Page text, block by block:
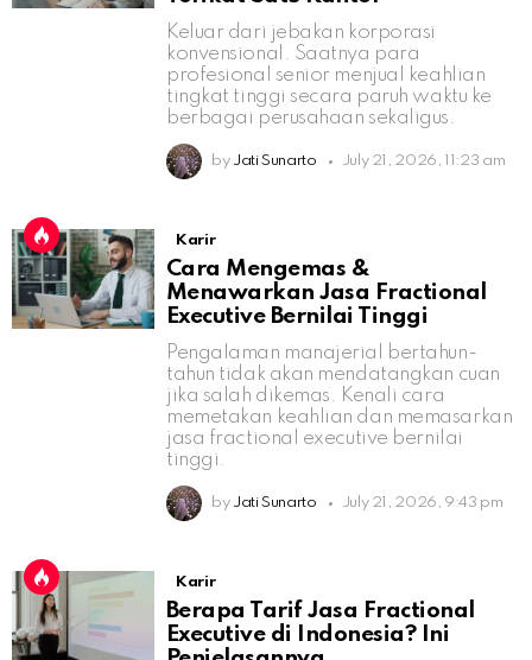
Keluar dari jebakan korporasi
konvensional. Saatnya para
profesional senior menjual keahlian
tingkat tinggi secara paruh waktu ke
berbagai perusahaan sekaligus.
by Jati Sunarto July 21, 2026, 11:23 am
Karir
Cara Mengemas &
Menawarkan Jasa Fractional
Executive Bernilai Tinggi
Pengalaman manajerial bertahun-
tahun tidak akan mendatangkan cuan
jika salah dikemas. Kenali cara
memetakan keahlian dan memasarkan
jasa fractional executive bernilai
tinggi.
by Jati Sunarto July 21, 2026, 9:43 pm
Karir
Berapa Tarif Jasa Fractional
Executive di Indonesia? Ini